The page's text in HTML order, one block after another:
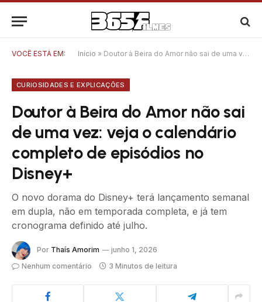
VOCÊ ESTÁ EM: Início » Doutor à Beira do Amor não sai de uma vez: veja o calendário completo de episódios no Disney+
CURIOSIDADES E EXPLICAÇÕES
Doutor à Beira do Amor não sai
de uma vez: veja o calendário
completo de episódios no
Disney+
O novo dorama do Disney+ terá lançamento semanal
em dupla, não em temporada completa, e já tem
cronograma definido até julho.
Por Thaís Amorim
junho 1, 2026
Nenhum comentário
3 Minutos de leitura